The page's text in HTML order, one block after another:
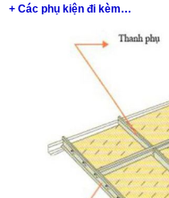
+ Các phụ kiện đi kèm…